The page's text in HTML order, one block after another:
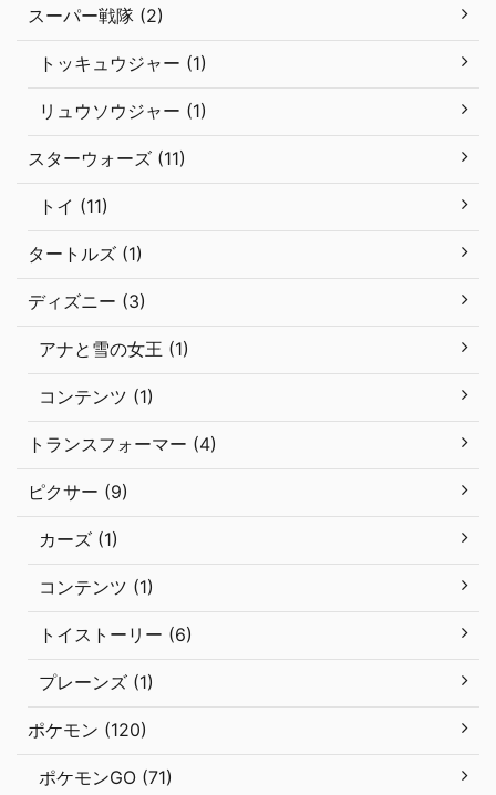
スーパー戦隊 (2)
トッキュウジャー (1)
リュウソウジャー (1)
スターウォーズ (11)
トイ (11)
タートルズ (1)
ディズニー (3)
アナと雪の女王 (1)
コンテンツ (1)
トランスフォーマー (4)
ピクサー (9)
カーズ (1)
コンテンツ (1)
トイストーリー (6)
プレーンズ (1)
ポケモン (120)
ポケモンGO (71)